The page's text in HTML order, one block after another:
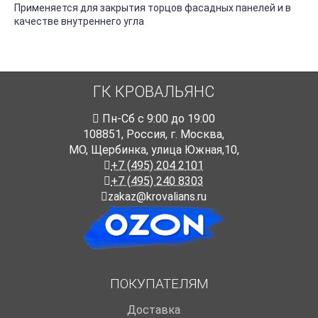
Применяется для закрытия торцов фасадных панелей и в
качестве внутреннего угла
ГК КРОВАЛЬЯНС
Пн-Cб с 9:00 до 19:00
108851, Россия, г. Москва,
МО, Щербинка, улица Южная,10,
+7 (495) 204 2101
+7 (495) 240 8303
zakaz@krovalians.ru
ПОКУПАТЕЛЯМ
Доставка